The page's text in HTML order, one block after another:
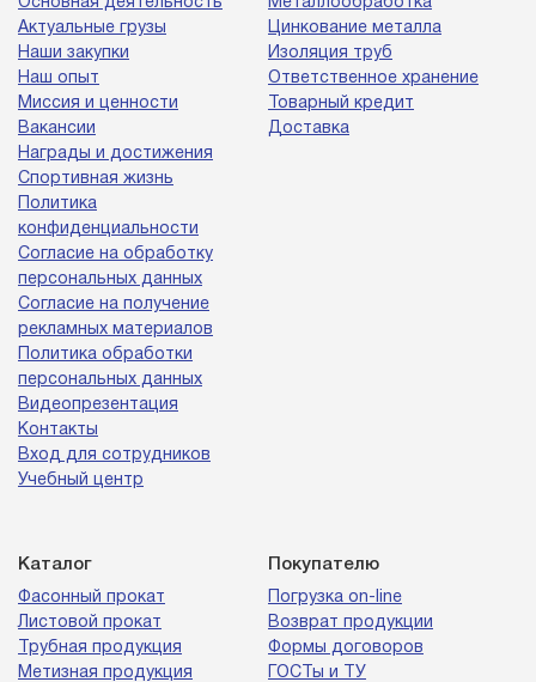
Актуальные грузы
Наши закупки
Наш опыт
Миссия и ценности
Вакансии
Награды и достижения
Спортивная жизнь
Политика
конфиденциальности
Согласие на обработку
персональных данных
Согласие на получение
рекламных материалов
Политика обработки
персональных данных
Видеопрезентация
Контакты
Вход для сотрудников
Учебный центр
Цинкование металла
Изоляция труб
Ответственное хранение
Товарный кредит
Доставка
Каталог
Фасонный прокат
Листовой прокат
Трубная продукция
Метизная продукция
Покупателю
Погрузка on-line
Возврат продукции
Формы договоров
ГОСТы и ТУ